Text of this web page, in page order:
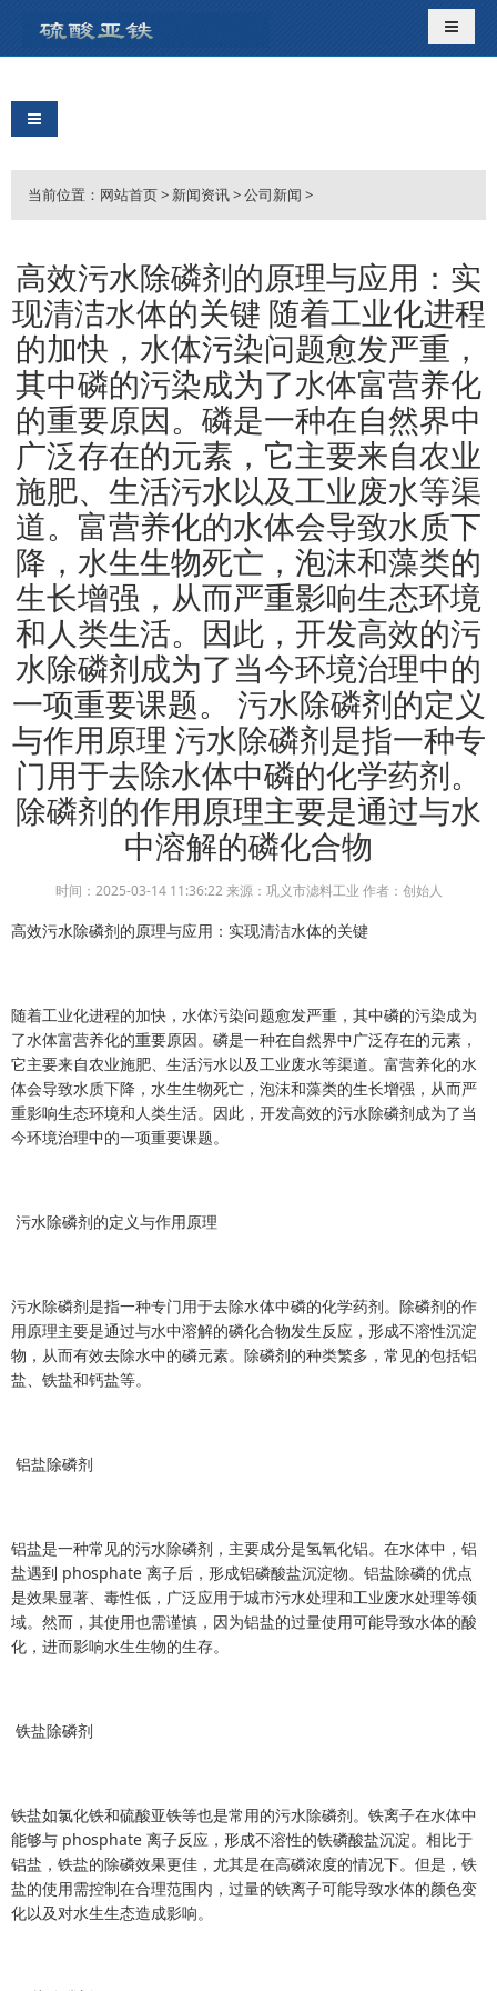
导航切
导航切换
当前位置： 网站首页> 新闻资讯>公司新闻 >
高效污水除磷剂的原理与应用：实
现清洁水体的关键 随着工业化进程
的加快，水体污染问题愈发严重，
其中磷的污染成为了水体富营养化
的重要原因。磷是一种在自然界中
广泛存在的元素，它主要来自农业
施肥、生活污水以及工业废水等渠
道。富营养化的水体会导致水质下
降，水生生物死亡，泡沫和藻类的
生长增强，从而严重影响生态环境
和人类生活。因此，开发高效的污
水除磷剂成为了当今环境治理中的
一项重要课题。 污水除磷剂的定义
与作用原理 污水除磷剂是指一种专
门用于去除水体中磷的化学药剂。
除磷剂的作用原理主要是通过与水
中溶解的磷化合物
时间：2025-03-14 11:36:22 来源：巩义市滤料工业 作者：创始人
高效污水除磷剂的原理与应用 ：实现清洁水体的关键
随着工业化进程的加快，水体污染问题愈发严重，其中磷的污染成为
了水体富营养化的重要原因。磷是一种在自然界中广泛存在的元素，
它主要来自农业施肥、生活污水以及工业废水等渠道。富营养化的水
体会导致水质下降，水生生物死亡，泡沫和藻类的生长增强，从而严
重影响生态环境和人类生活。因此，开发高效的污水除磷剂成为了当
今环境治理中的一项重要课题。
污水除磷剂的定义与作用原理
污水除磷剂是指一种专门用于去除水体中磷的化学药剂。除磷剂的作
用原理主要是通过与水中溶解的磷化合物发生反应，形成不溶性沉淀
物，从而有效去除水中的磷元素。除磷剂的种类繁多，常见的包括铝
盐、铁盐和钙盐等。
铝盐除磷剂
铝盐是一种常见的污水除磷剂，主要成分是氢氧化铝。在水体中，铝
盐遇到 phosphate 离子后，形成铝磷酸盐沉淀物。铝盐除磷的优点
是效果显著、毒性低，广泛应用于城市污水处理和工业废水处理等领
域。然而，其使用也需谨慎，因为铝盐的过量使用可能导致水体的酸
化，进而影响水生生物的生存。
铁盐除磷剂
铁盐如氯化铁和硫酸亚铁等也是常用的污水除磷剂。铁离子在水体中
能够与 phosphate 离子反应，形成不溶性的铁磷酸盐沉淀。相比于
铝盐，铁盐的除磷效果更佳，尤其是在高磷浓度的情况下。但是，铁
盐的使用需控制在合理范围内，过量的铁离子可能导致水体的颜色变
化以及对水生生态造成影响。